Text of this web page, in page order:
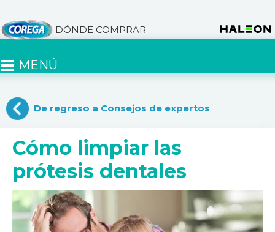
DÓNDE COMPRAR
MENÚ
De regreso a Consejos de expertos
Cómo limpiar las
prótesis dentales